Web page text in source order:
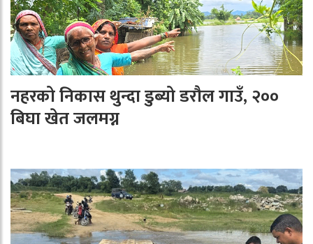
नहरको निकास थुन्दा डुब्यो डरौल गाउँ, २००
बिघा खेत जलमग्न